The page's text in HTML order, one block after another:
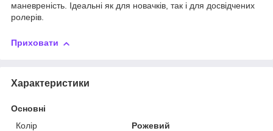
маневреність. Ідеальні як для новачків, так і для досвідчених
ролерів.
Приховати
Характеристики
Основні
Колір
Рожевий